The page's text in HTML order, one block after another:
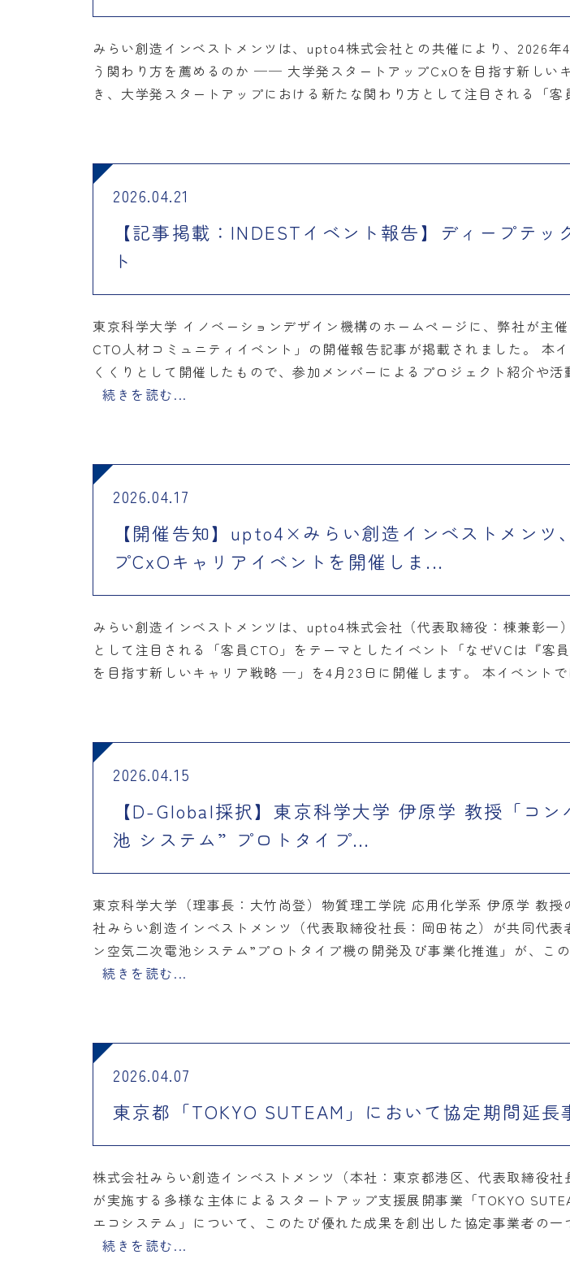
みらい創造インベストメンツは、upto4株式会社との共催により、2026
う関わり方を薦めるのか ── 大学発スタートアップCxOを目指す新しい
き、大学発スタートアップにおける新たな関わり方として注目される「
2026.04.21
【記事掲載：INDESTイベント報告】ディープテ
ト
東京科学大学 イノベーションデザイン機構のホームページに、弊社が主
CTO人材コミュニティイベント」の開催報告記事が掲載されました。 本
くくりとして開催したもので、参加メンバーによるプロジェクト紹介や
続きを読む...
2026.04.17
【開催告知】upto4×みらい創造インベストメンツ
プCxOキャリアイベントを開催しま...
みらい創造インベストメンツは、upto4株式会社（代表取締役：棟兼彰
として注目される「客員CTO」をテーマとしたイベント「なぜVCは『
を目指す新しいキャリア戦略 ─」を4月23日に開催します。 本イベント
2026.04.15
【D-Global採択】東京科学大学 伊原学 教授「コ
池 システム” プロトタイプ...
東京科学大学（理事長：大竹尚登）物質理工学院 応用化学系 伊原学 教
社みらい創造インベストメンツ（代表取締役社長：岡田祐之）が共同代
ン空気二次電池システム”プロトタイプ機の開発及び事業化推進」が、
続きを読む...
2026.04.07
東京都「TOKYO SUTEAM」において協定期間延長
株式会社みらい創造インベストメンツ（本社：東京都港区、代表取締役
が実施する多様な主体によるスタートアップ支援展開事業「TOKYO
エコシステム」について、このたび優れた成果を創出した協定事業者の
続きを読む...